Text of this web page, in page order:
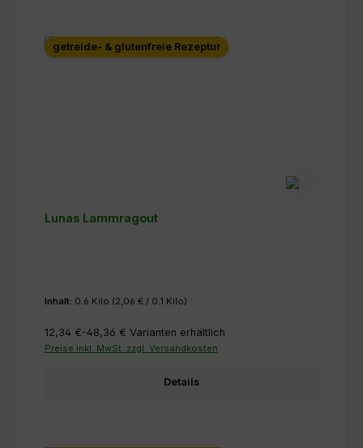
getreide- & glutenfreie Rezeptur
Lunas Lammragout
Inhalt: 0.6 Kilo (2,06 € / 0.1 Kilo)
12,34 €-48,36 € Varianten erhältlich
Preise inkl. MwSt. zzgl. Versandkosten
Details